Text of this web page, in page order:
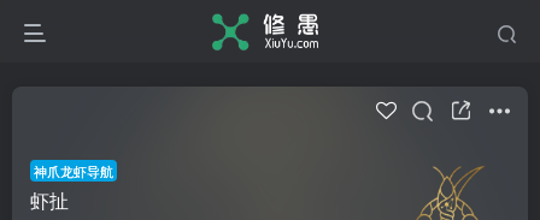
神爪龙虾导航
虾扯